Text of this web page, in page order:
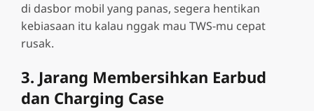
di dasbor mobil yang panas, segera hentikan
kebiasaan itu kalau nggak mau TWS-mu cepat
rusak.
3. Jarang Membersihkan Earbud
dan Charging Case